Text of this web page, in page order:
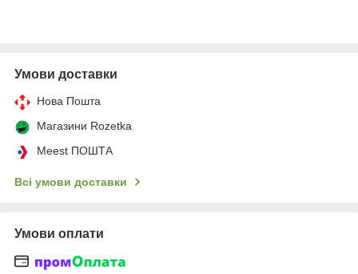
Умови доставки
Нова Пошта
Магазини Rozetka
Meest ПОШТА
Всі умови доставки
Умови оплати